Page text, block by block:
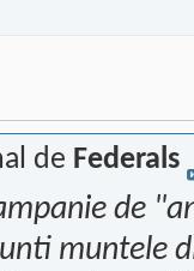
de Federals
de
muntele